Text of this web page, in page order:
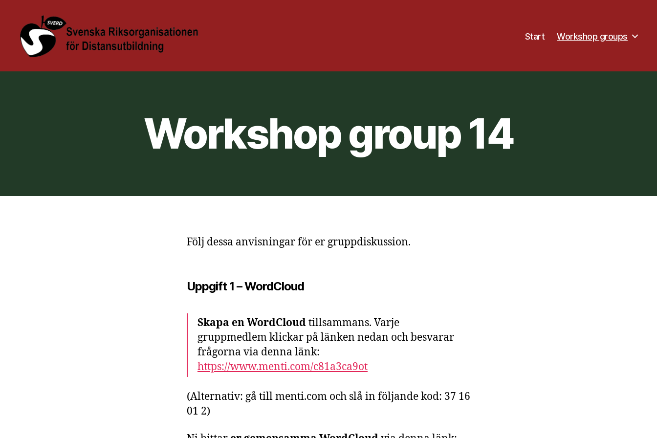
Höstkonferens
Start Workshop groups
Workshop group 14
Följ dessa anvisningar för er gruppdiskussion.
Uppgift 1 – WordCloud
Skapa en WordCloudtillsammans. Varje
gruppmedlem klickar på länken nedan och besvarar
frågorna via denna länk:
https://www.menti.com/c81a3ca9ot
(Alternativ: gå till menti.com och slå in följande kod: 37 16
01 2)